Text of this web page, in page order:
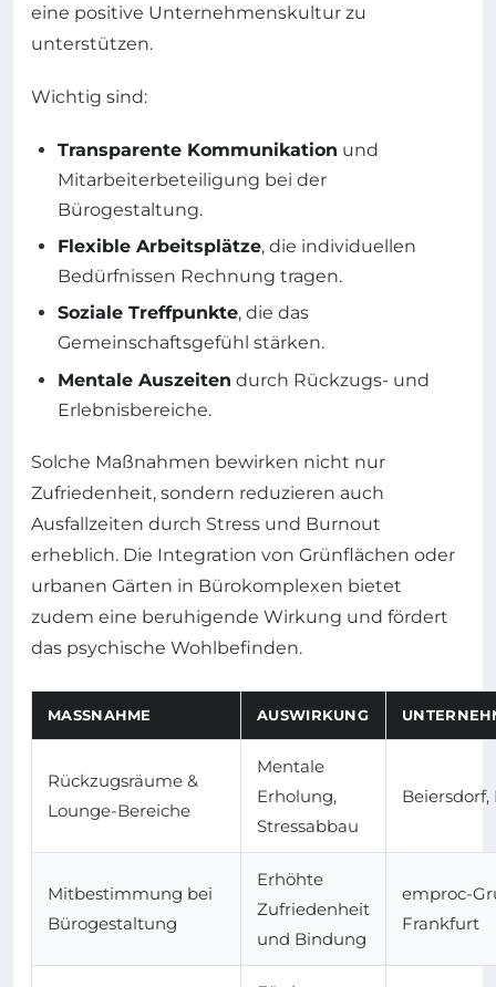
eine positive Unternehmenskultur zu
unterstützen.
Wichtig sind:
Transparente Kommunikation und
Mitarbeiterbeteiligung bei der
Bürogestaltung.
Flexible Arbeitsplätze, die individuellen
Bedürfnissen Rechnung tragen.
Soziale Treffpunkte, die das
Gemeinschaftsgefühl stärken.
Mentale Auszeiten durch Rückzugs- und
Erlebnisbereiche.
Solche Maßnahmen bewirken nicht nur
Zufriedenheit, sondern reduzieren auch
Ausfallzeiten durch Stress und Burnout
erheblich. Die Integration von Grünflächen oder
urbanen Gärten in Bürokomplexen bietet
zudem eine beruhigende Wirkung und fördert
das psychische Wohlbefinden.
MASSNAHME AUSWIRKUNG
Rückzugsräume &
Lounge-Bereiche
Mentale
Erholung,
Stressabbau
Beiersdorf,
Mitbestimmung bei
Bürogestaltung
Erhöhte
Zufriedenheit
und Bindung
emproc-
Frankfurt